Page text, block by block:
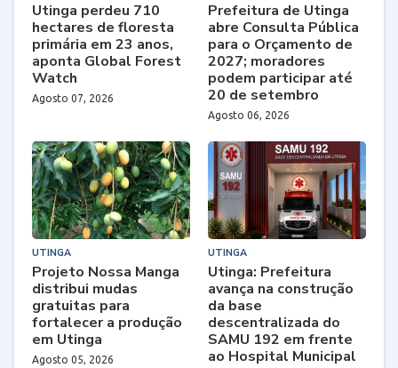
Utinga perdeu 710
hectares de floresta
primária em 23 anos,
aponta Global Forest
Watch
Agosto 07, 2026
Prefeitura de Utinga
abre Consulta Pública
para o Orçamento de
2027; moradores
podem participar até
20 de setembro
Agosto 06, 2026
UTINGA
Projeto Nossa Manga
distribui mudas
gratuitas para
fortalecer a produção
em Utinga
Agosto 05, 2026
UTINGA
Utinga: Prefeitura
avança na construção
da base
descentralizada do
SAMU 192 em frente
ao Hospital Municipal